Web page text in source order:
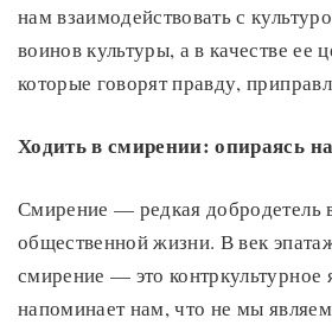
нам взаимодействовать с
воинов культуры, а в качестве ее
которые говорят правду,
Ходить в смирении: опираясь
Смирение — редкая добродетель
общественной жизни. В век
смирение — это контркультурное
напоминает нам, что не мы